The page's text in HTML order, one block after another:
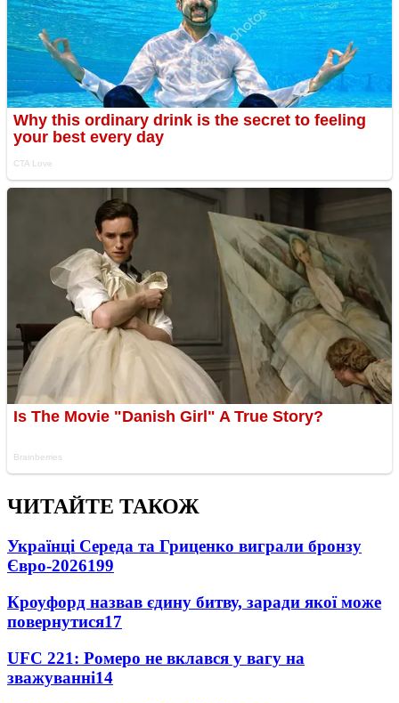
ЧИТАЙТЕ ТАКОЖ
Українці Середа та Гриценко виграли бронзу
Євро-2026199
Кроуфорд назвав єдину битву, заради якої може
повернутися17
UFC 221: Ромеро не вклався у вагу на
зважуванні14